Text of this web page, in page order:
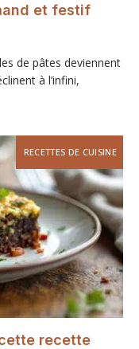
et festif
de pâtes deviennent
à l’infini,
RECETTES DE CUISINE
recette